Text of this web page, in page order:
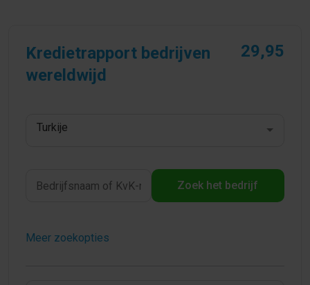
Kredietrapport bedrijven
wereldwijd
29,95
Turkije
Zoek het bedrijf
Meer zoekopties